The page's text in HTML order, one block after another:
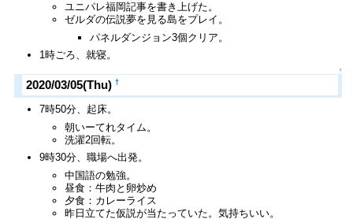
ユニパレ福岡記事を書き上げた。
ゼルダの伝説夢を見る島をプレイ。
パネルダンジョン3個クリア。
1時ごろ、就寝。
↑
2020/03/05(Thu) †
7時50分、起床。
朝いーてれタイム。
洗濯2回転。
9時30分、職場へ出発。
中国語の勉強。
昼食：牛肉と卵炒め
夕食：カレーライス
昨日立てた仮説が当たっていた。気持ちいい。